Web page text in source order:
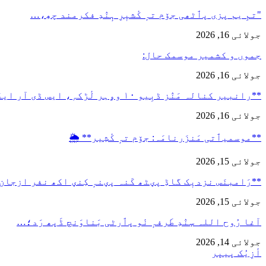
"تمِ یم پزی پٲٹھی جۆم تہٕ کٔشیٖرِ ہٕنٛدِ فکرمند چھِ،…
جولائی 16, 2026
جموں و کشمیر موسمک حال:
جولائی 16, 2026
**رانبیر کنالہ مَنٛز ڈبِیو ۱۰ وۄہر لٔڑکہِ، ایس ڈی آر ایفَن…
جولائی 16, 2026
**موسمیٲتی مَنزَرنامَہ: جۆم تہٕ کٔشِیر** 🌦️
جولائی 15, 2026
**رَامبنَس نزدیٖک گاڈِ پؠٹھ کَنہ پؠنہٕ کِنؠ اکھ نفر
جولائی 15, 2026
آغا رُوح اللہ سٕنٛدِ طَرفہٕ نٔو پٲرٹی بَناوَنچ ڈَپھ رَد؛…
جولائی 14, 2026
أزِیُک پیپر